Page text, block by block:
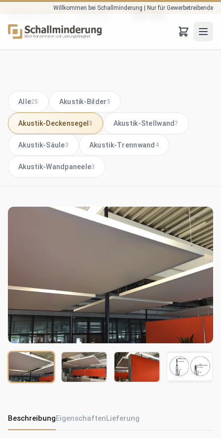
Willkommen bei Schallminderung | Nur für Gewerbetreibende
Alle25 Akustik-Bilder 5
Akustik-Deckensegel 3 Akustik-Stellwand7
Akustik-Säule3 Akustik-Trennwand 4
Akustik-Wandpaneele3
BeschreibungEigenschaftenLieferung